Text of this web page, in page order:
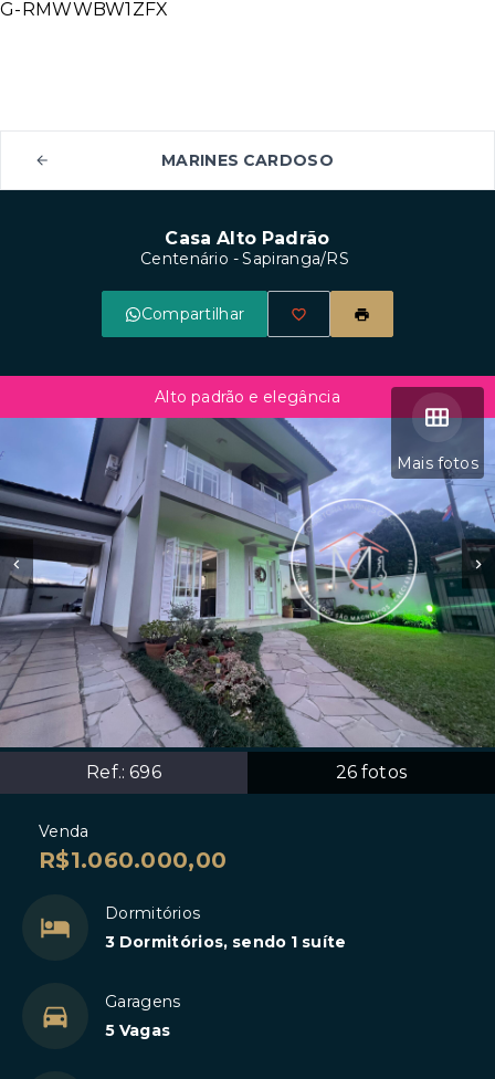
G-RMWWBW1ZFX
MARINES CARDOSO
Casa Alto Padrão
Centenário - Sapiranga/RS
Compartilhar
Mais fotos
Ref.:696 26 fotos
Alto padrão e elegância
Venda
R$1.060.000,00
Dormitórios
3 Dormitórios, sendo 1 suíte
Garagens
5 Vagas